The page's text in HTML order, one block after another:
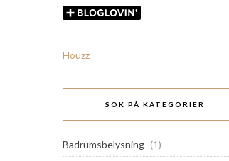
Houzz
SÖK PÅ KATEGORIER
Badrumsbelysning (1)